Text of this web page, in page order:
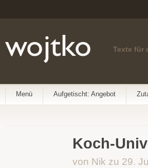
Texte für
Menü Aufgetischt: Angebot
Koch-
von Nik zu 29.